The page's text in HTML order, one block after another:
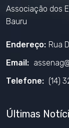
Associação dos
Bauru
Endereço: Rua
Email:
Telefone: (14)
Últimas